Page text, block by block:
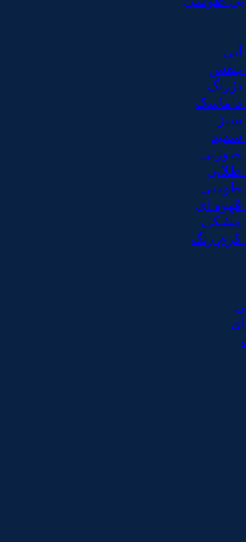
آبی
بنفش
بژرنگ
داماسک
سبز
سفید
صورتی
طلایی
طوسی
قهوه ای
مشکی
کرم رنگ